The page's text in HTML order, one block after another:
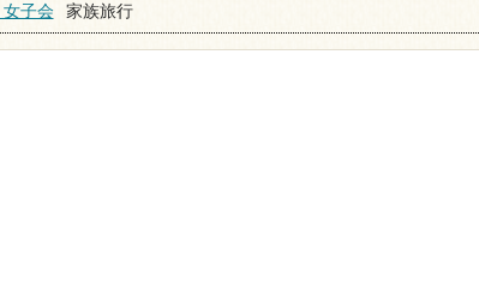
子会 家族旅行